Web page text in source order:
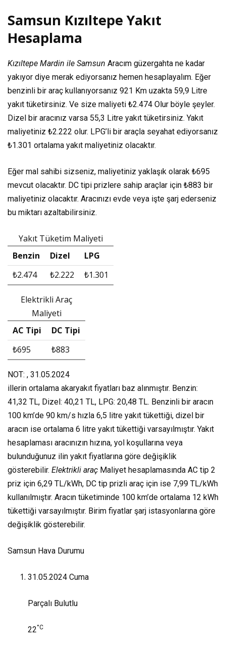
Samsun Kızıltepe Yakıt
Hesaplama
Kızıltepe Mardin ile Samsun Aracım güzergahta ne kadar
yakıyor diye merak ediyorsanız hemen hesaplayalım. Eğer
benzinli bir araç kullanıyorsanız 921 Km uzakta 59,9 Litre
yakıt tüketirsiniz. Ve size maliyeti ₺2.474 Olur böyle şeyler.
Dizel bir aracınız varsa 55,3 Litre yakıt tüketirsiniz. Yakıt
maliyetiniz ₺2.222 olur. LPG’li bir araçla seyahat ediyorsanız
₺1.301 ortalama yakıt maliyetiniz olacaktır.
Eğer mal sahibi sizseniz, maliyetiniz yaklaşık olarak ₺695
mevcut olacaktır. DC tipi prizlere sahip araçlar için ₺883 bir
maliyetiniz olacaktır. Aracınızı evde veya işte şarj ederseniz
bu miktarı azaltabilirsiniz.
Yakıt Tüketim Maliyeti
Benzin
Dizel
LPG
₺2.474
₺2.222 ₺1.301
Elektrikli Araç
Maliyeti
AC Tipi
DC Tipi
₺695
₺883
NOT: , 31.05.2024
illerin ortalama akaryakıt fiyatları baz alınmıştır. Benzin:
41,32 TL, Dizel: 40,21 TL, LPG: 20,48 TL. Benzinli bir aracın
100 km’de 90 km/s hızla 6,5 litre yakıt tükettiği, dizel bir
aracın ise ortalama 6 litre yakıt tükettiği varsayılmıştır. Yakıt
hesaplaması aracınızın hızına, yol koşullarına veya
bulunduğunuz ilin yakıt fiyatlarına göre değişiklik
gösterebilir. Elektrikli araç Maliyet hesaplamasında AC tip 2
priz için 6,29 TL/kWh, DC tip prizli araç için ise 7,99 TL/kWh
kullanılmıştır. Aracın tüketiminde 100 km’de ortalama 12 kWh
tükettiği varsayılmıştır. Birim fiyatlar şarj istasyonlarına göre
değişiklik gösterebilir.
Samsun Hava Durumu
31.05.2024 Cuma
Parçalı Bulutlu
22°C